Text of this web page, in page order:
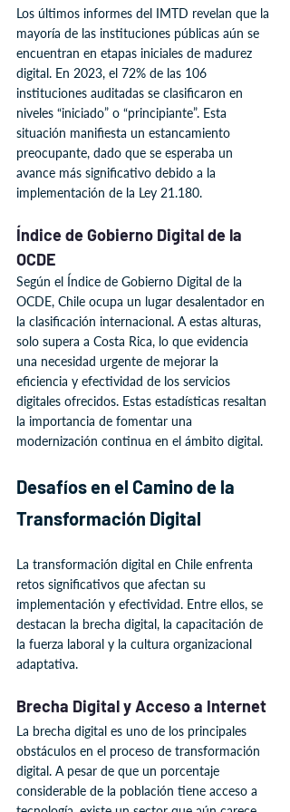
Los últimos informes del IMTD revelan que la
mayoría de las instituciones públicas aún se
encuentran en etapas iniciales de madurez
digital. En 2023, el 72% de las 106
instituciones auditadas se clasificaron en
niveles “iniciado” o “principiante”. Esta
situación manifiesta un estancamiento
preocupante, dado que se esperaba un
avance más significativo debido a la
implementación de la Ley 21.180.
Índice de Gobierno Digital de la
OCDE
Según el Índice de Gobierno Digital de la
OCDE, Chile ocupa un lugar desalentador en
la clasificación internacional. A estas alturas,
solo supera a Costa Rica, lo que evidencia
una necesidad urgente de mejorar la
eficiencia y efectividad de los servicios
digitales ofrecidos. Estas estadísticas resaltan
la importancia de fomentar una
modernización continua en el ámbito digital.
Desafíos en el Camino de la
Transformación Digital
La transformación digital en Chile enfrenta
retos significativos que afectan su
implementación y efectividad. Entre ellos, se
destacan la brecha digital, la capacitación de
la fuerza laboral y la cultura organizacional
adaptativa.
Brecha Digital y Acceso a Internet
La brecha digital es uno de los principales
obstáculos en el proceso de transformación
digital. A pesar de que un porcentaje
considerable de la población tiene acceso a